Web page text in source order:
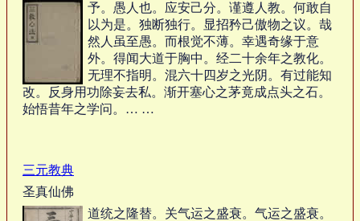
予。愚人也。应安己分。谨遵人教。何敢自
以为是。独断独行。显招矜己傲物之议。哉
然人虽至愚。而根觉不薄。幸遇奇缘于意
外。得闻大道于胸中。经二十余年之教化。
无理不指明。混六十四岁之光阴。有过能知
改。反身用功除妄去私。渐开塞心之茅竟成点头之石。
始悟昔年之学问。… …
三元教典
圣真仙佛
道统之隆替。关气运之盛衰。气运之盛衰。